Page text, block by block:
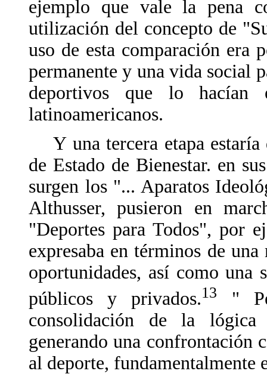
ejemplo que vale la pena
utilización del concepto de
uso de esta comparación era
permanente y una vida social
deportivos que lo
latinoamericanos.
Y una tercera etapa estaría
de Estado de Bienestar. en
surgen los "... Aparatos
Althusser, pusieron en
"Deportes para Todos", por
expresaba en términos de
oportunidades, así como una
públicos y privados.13
"
consolidación de la
generando una confrontación
al deporte, fundamentalmente